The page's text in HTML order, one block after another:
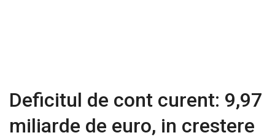
Deficitul de cont curent: 9,97
miliarde de euro, in crestere